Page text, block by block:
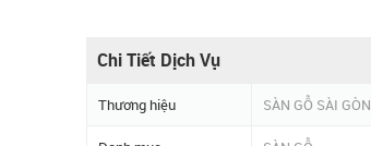
Chi Tiết Dịch Vụ
Thương hiệu SÀN GỖ SÀI GÒN